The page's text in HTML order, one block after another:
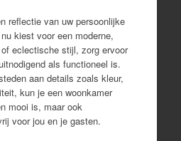
reflectie van uw persoonlijke
kiest voor een moderne,
eclectische stijl, zorg ervoor
als functioneel is.
aan details zoals kleur,
kun je een woonkamer
mooi is, maar ook
voor jou en je gasten.